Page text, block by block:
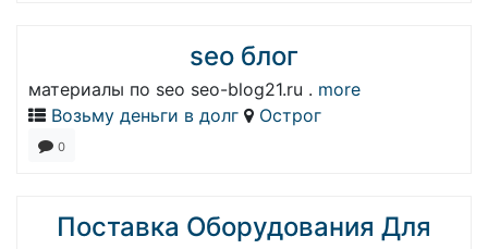
seo блог
материалы по seo seo-blog21.ru . more
Возьму деньги в долг
Острог
0
Поставка Оборудования Для